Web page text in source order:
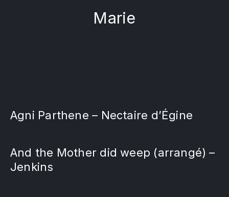
Marie
Agni Parthene – Nectaire d’Égine
And the Mother did weep (arrangé) –
Jenkins